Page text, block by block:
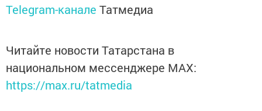
Telegram-канале Татмедиа
Читайте новости Татарстана в
национальном мессенджере MАХ:
https://max.ru/tatmedia